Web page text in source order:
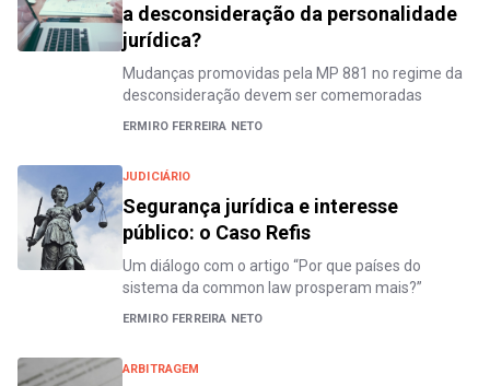
a desconsideração da personalidade
jurídica?
Mudanças promovidas pela MP 881 no regime da
desconsideração devem ser comemoradas
ERMIRO FERREIRA NETO
JUDICIÁRIO
Segurança jurídica e interesse
público: o Caso Refis
Um diálogo com o artigo “Por que países do
sistema da common law prosperam mais?”
ERMIRO FERREIRA NETO
ARBITRAGEM